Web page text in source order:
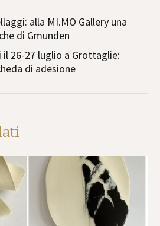
alla MI.MO Gallery una
di Gmunden
26-27 luglio a Grottaglie:
di adesione